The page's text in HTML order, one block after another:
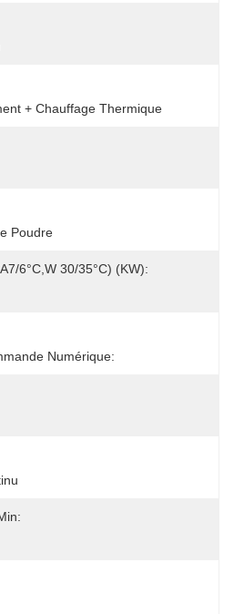
+ Chauffage Thermique
Poudre
6°C,W 30/35°C) (kW):
Numérique: